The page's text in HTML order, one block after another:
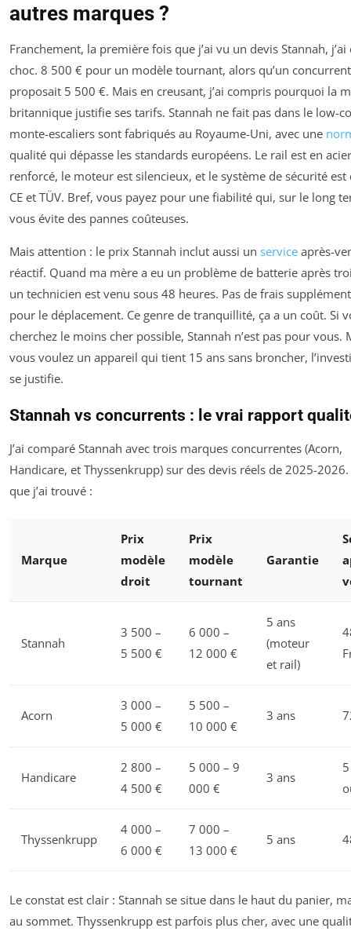
autres marques ?
Franchement, la première fois que j’ai vu un devis Stannah, j’ai
choc. 8 500 € pour un modèle tournant, alors qu’un concurrent
proposait 5 500 €. Mais en creusant, j’ai compris pourquoi la
britannique justifie ses tarifs. Stannah ne fait pas dans le low-
monte-escaliers sont fabriqués au Royaume-Uni, avec une
qualité qui dépasse les standards européens. Le rail est en acier
renforcé, le moteur est silencieux, et le système de sécurité est
CE et TÜV. Bref, vous payez pour une fiabilité qui, sur le long
vous évite des pannes coûteuses.
Mais attention : le prix Stannah inclut aussi un service après-
réactif. Quand ma mère a eu un problème de batterie après
un technicien est venu sous 48 heures. Pas de frais
pour le déplacement. Ce genre de tranquillité, ça a un coût. Si
cherchez le moins cher possible, Stannah n’est pas pour vous.
vous voulez un appareil qui tient 15 ans sans broncher,
se justifie.
Stannah vs concurrents : le vrai rapport
J’ai comparé Stannah avec trois marques concurrentes (Acorn,
Handicare, et Thyssenkrupp) sur des devis réels de 2025-2026.
que j’ai trouvé :
Marque
Prix
modèle
droit
Prix
modèle
tournant
Garantie
Stannah
3 500 –
5 500 €
6 000 –
12 000 €
5 ans
(moteur
et rail)
Acorn
3 000 –
5 000 €
5 500 –
10 000 €
3 ans
Handicare
2 800 –
4 500 €
5 000 – 9
000 €
3 ans
Thyssenkrupp
4 000 –
6 000 €
7 000 –
13 000 €
5 ans
Le constat est clair : Stannah se situe dans le haut du panier,
au sommet. Thyssenkrupp est parfois plus cher, avec une